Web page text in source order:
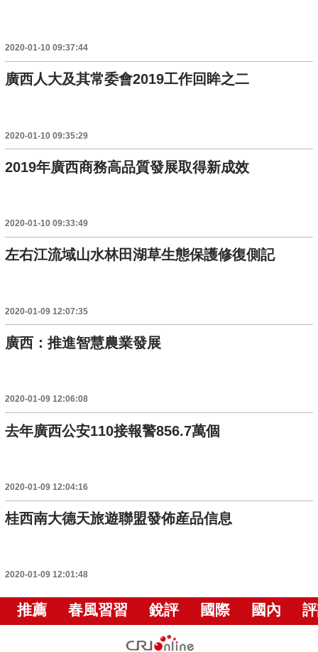
2020-01-10 09:37:44
廣西人大及其常委會2019工作回眸之二
2020-01-10 09:35:29
2019年廣西商務高品質發展取得新成效
2020-01-10 09:33:49
左右江流域山水林田湖草生態保護修復側記
2020-01-09 12:07:35
廣西：推進智慧農業發展
2020-01-09 12:06:08
去年廣西公安110接報警856.7萬個
2020-01-09 12:04:16
桂西南大德天旅遊聯盟發佈産品信息
2020-01-09 12:01:48
推薦 春風習習 銳評 國際 國內